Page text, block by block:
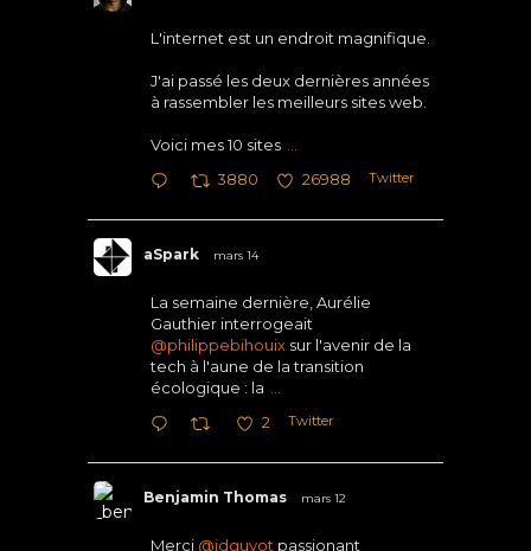
L'internet est un endroit magnifique.
J'ai passé les deux dernières années
à rassembler les meilleurs sites web.
Voici mes 10 sites
3880 26988 Twitter
aSpark mars 14
La semaine dernière, Aurélie
Gauthier interrogeait
@philippebihouix sur l'avenir de la
tech à l'aune de la transition
écologique : la
2 Twitter
Benjamin Thomas mars 12
Merci @jdguyot passionant